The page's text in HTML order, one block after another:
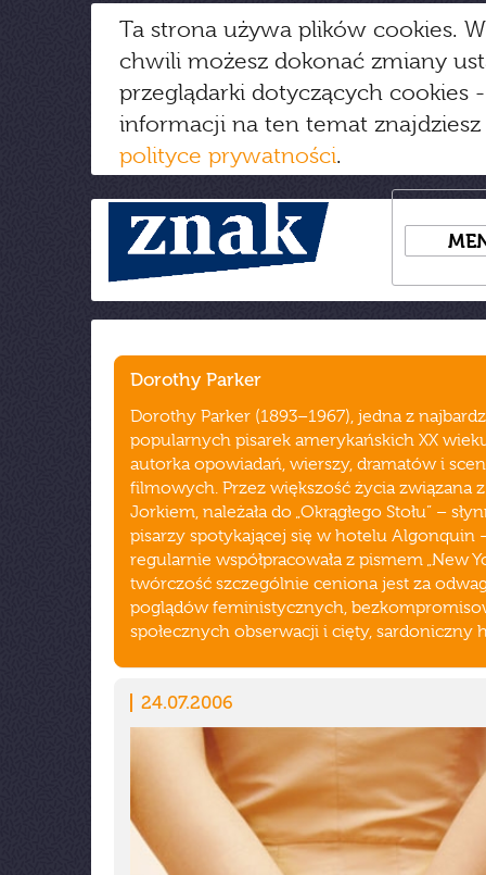
Ta strona używa plików cookies.
chwili możesz dokonać zmiany
przeglądarki dotyczących cookies
informacji na ten temat
polityce prywatności.
Dorothy Parker
Dorothy Parker (1893–1967), jedna z
popularnych pisarek amerykańskich XX
autorka opowiadań, wierszy, dramatów i
filmowych. Przez większość życia związana
Jorkiem, należała do „Okrągłego Stołu” –
pisarzy spotykającej się w hotelu Algonquin
regularnie współpracowała z pismem „New
twórczość szczególnie ceniona jest za
poglądów feministycznych,
społecznych obserwacji i cięty, sardoniczny
24.07.2006